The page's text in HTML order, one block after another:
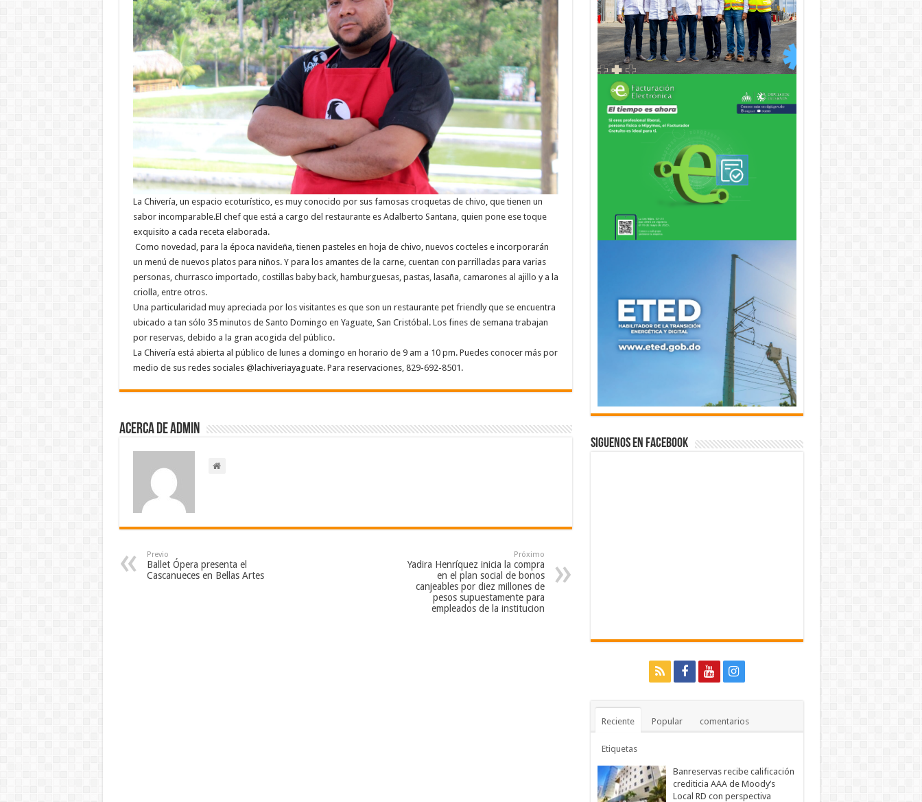
La Chivería, un espacio ecoturístico, es muy conocido por sus famosas croquetas de chivo, que tienen un
sabor incomparable.El chef que está a cargo del restaurante es Adalberto Santana, quien pone ese toque
exquisito a cada receta elaborada.
Como novedad, para la época navideña, tienen pasteles en hoja de chivo, nuevos cocteles e incorporarán
un menú de nuevos platos para niños. Y para los amantes de la carne, cuentan con parrilladas para varias
personas, churrasco importado, costillas baby back, hamburguesas, pastas, lasaña, camarones al ajillo y a la
criolla, entre otros.
Una particularidad muy apreciada por los visitantes es que son un restaurante pet friendly que se encuentra
ubicado a tan sólo 35 minutos de Santo Domingo en Yaguate, San Cristóbal. Los fines de semana trabajan
por reservas, debido a la gran acogida del público.
La Chivería está abierta al público de lunes a domingo en horario de 9 am a 10 pm. Puedes conocer más por
medio de sus redes sociales @lachiveriayaguate. Para reservaciones, 829-692-8501.
Acerca de admin
Previo
Ballet Ópera presenta el
Cascanueces en Bellas Artes
Próximo
Yadira Henríquez inicia la compra
en el plan social de bonos
canjeables por diez millones de
pesos supuestamente para
empleados de la institucion
Siguenos en Facebook
Reciente Popular comentarios
Etiquetas
Banreservas recibe calificación
crediticia AAA de Moody’s
Local RD con perspectiva